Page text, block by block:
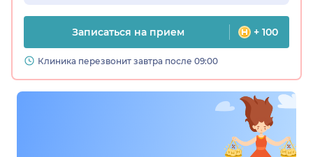
Записаться на прием + 100
Клиника перезвонит завтра после 09:00